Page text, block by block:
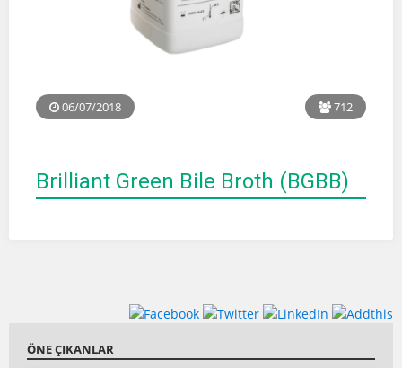
06/07/2018 712
Brilliant Green Bile Broth (BGBB)
ÖNE ÇIKANLAR